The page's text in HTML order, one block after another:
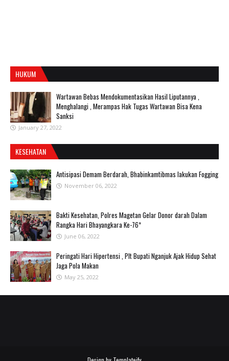
HUKUM
Wartawan Bebas Mendokumentasikan Hasil Liputannya ,
Menghalangi , Merampas Hak Tugas Wartawan Bisa Kena
Sanksi
January 27, 2022
KESEHATAN
Antisipasi Demam Berdarah, Bhabinkamtibmas lakukan Fogging
November 06, 2022
Bakti Kesehatan, Polres Magetan Gelar Donor darah Dalam
Rangka Hari Bhayangkara Ke-76*
June 06, 2022
Peringati Hari Hipertensi , Plt Bupati Nganjuk Ajak Hidup Sehat
Jaga Pola Makan
May 25, 2022